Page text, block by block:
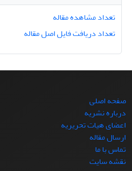
تعداد مشاهده مقاله
تعداد دریافت فایل اصل مقاله
صفحه اصلی
درباره نشریه
اعضای هیات تحریریه
ارسال مقاله
تماس با ما
نقشه سایت